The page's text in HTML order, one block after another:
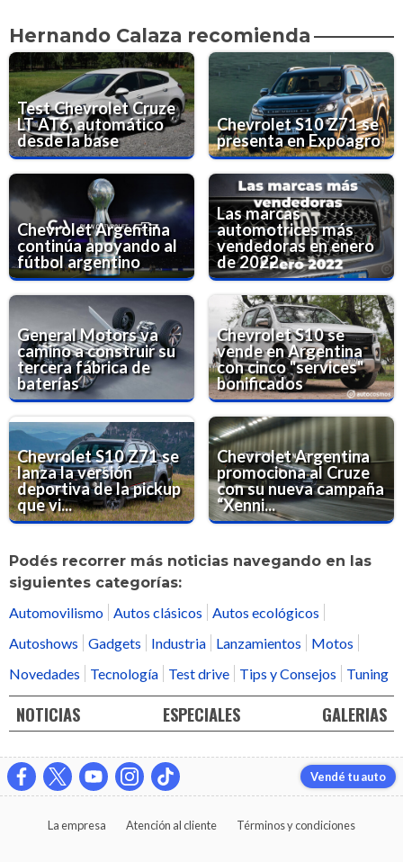
Hernando Calaza recomienda
Test Chevrolet Cruze
LT AT6, automático
desde la base
Chevrolet S10 Z71 se
presenta en Expoagro
Chevrolet Argentina
continúa apoyando al
fútbol argentino
Las marcas
automotrices más
vendedoras en enero
de 2022
General Motors va
camino a construir su
tercera fábrica de
baterías
Chevrolet S10 se
vende en Argentina
con cinco "services"
bonificados
Chevrolet S10 Z71 se
lanza la versión
deportiva de la pickup
que vi...
Chevrolet Argentina
promociona al Cruze
con su nueva campaña
“Xenni...
Podés recorrer más noticias navegando en las
siguientes categorías:
Automovilismo Autos clásicos
Autos ecológicos
Autoshows
Gadgets Industria Lanzamientos
Motos
Novedades
Tecnología Test drive Tips y Consejos Tuning
NOTICIAS ESPECIALES GALERIAS
Vendé tu auto
La empresa Atención al cliente Términos y condiciones